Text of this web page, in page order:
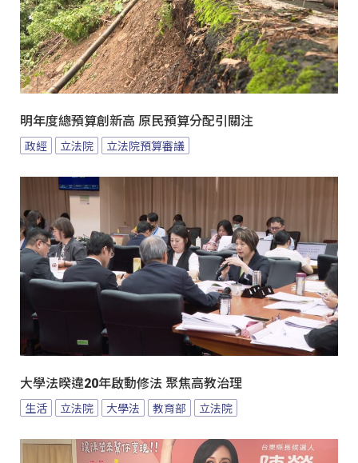
明年度總預算創新高 原民預算分配引關注
政經 立法院 立法院預算審議
大學法暌違20年啟動修法 聚焦高教治理
生活 立法院 大學法 教育部 立法院